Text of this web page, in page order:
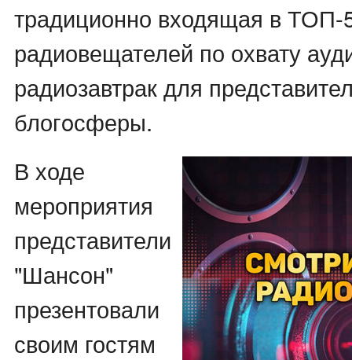
традиционно входящая в ТОП-
радиовещателей по охвату
радиозавтрак для
блогoсферы.
В ходе
мероприятия
представители
"Шансон"
презентовали
своим гостям